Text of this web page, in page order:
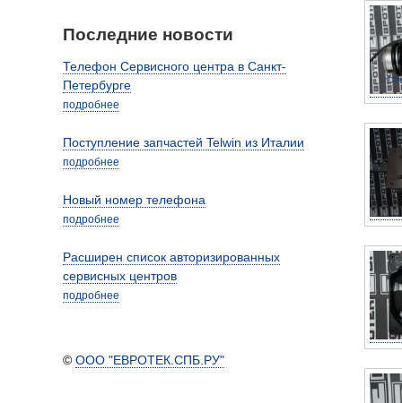
Последние новости
Телефон Сервисного центра в Санкт-
Петербурге
подробнее
Поступление запчастей Telwin из Италии
подробнее
Новый номер телефона
подробнее
Расширен список авторизированных
сервисных центров
подробнее
© ООО "ЕВРОТЕК.СПБ.РУ"